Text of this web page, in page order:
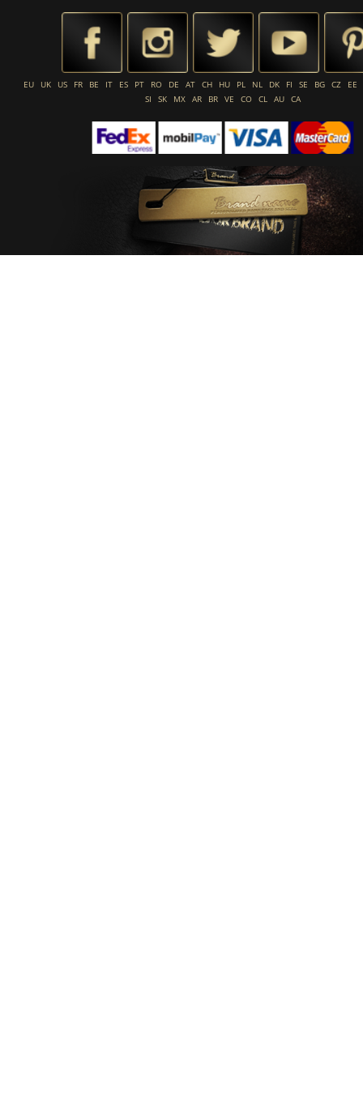
EU UK US FR BE IT ES PT RO DE AT CH HU PL NL DK FI SE BG CZ
EE
SI
SK MX AR BR VE CO CL AU CA